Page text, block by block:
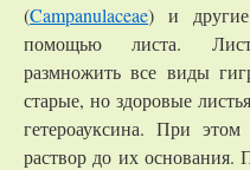
(Campanulaceae) и
помощью листа.
размножить все виды
старые, но здоровые
гетероауксина. При
раствор до их основания.